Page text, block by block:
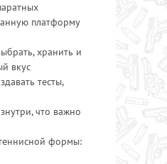
платформу
хранить и
вкус
тесты,
что важно
формы: